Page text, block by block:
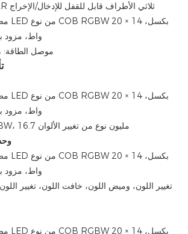
الموصلات: موصل XLR ثلاثي الأطراف قابل للقفل للإدخال/الإخراج
موصل الطاقة:
نظام مزج ألوان RGBW، 16.7 مليون نوع من تغيير الألوان
تغيير اللون، وميض اللون، خافت اللون، تغيير